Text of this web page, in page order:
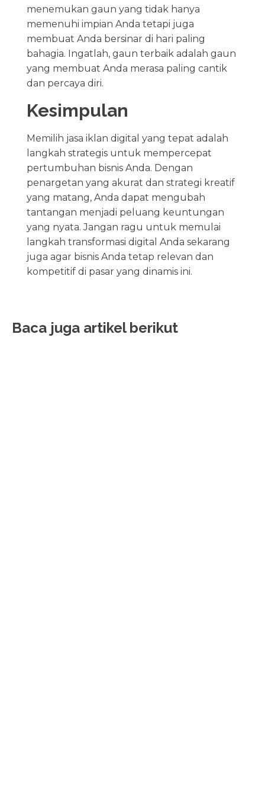
menemukan gaun yang tidak hanya
memenuhi impian Anda tetapi juga
membuat Anda bersinar di hari paling
bahagia. Ingatlah, gaun terbaik adalah gaun
yang membuat Anda merasa paling cantik
dan percaya diri.
Kesimpulan
Memilih jasa iklan digital yang tepat adalah
langkah strategis untuk mempercepat
pertumbuhan bisnis Anda. Dengan
penargetan yang akurat dan strategi kreatif
yang matang, Anda dapat mengubah
tantangan menjadi peluang keuntungan
yang nyata. Jangan ragu untuk memulai
langkah transformasi digital Anda sekarang
juga agar bisnis Anda tetap relevan dan
kompetitif di pasar yang dinamis ini.
Baca juga artikel berikut